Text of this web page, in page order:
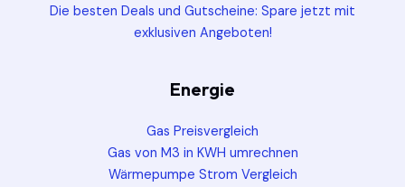
Die besten Deals und Gutscheine: Spare jetzt mit
exklusiven Angeboten!
Energie
Gas Preisvergleich
Gas von M3 in KWH umrechnen
Wärmepumpe Strom Vergleich